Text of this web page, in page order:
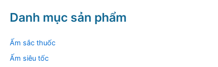
k
i
m
Danh mục sản phẩm
Ấm sắc thuốc
Ấm siêu tốc